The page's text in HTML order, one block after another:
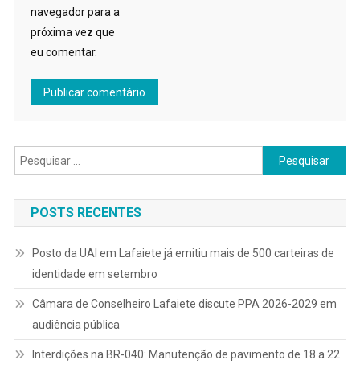
navegador para a
próxima vez que
eu comentar.
Pesquisar
por:
POSTS RECENTES
Posto da UAI em Lafaiete já emitiu mais de 500 carteiras de
identidade em setembro
Câmara de Conselheiro Lafaiete discute PPA 2026-2029 em
audiência pública
Interdições na BR-040: Manutenção de pavimento de 18 a 22